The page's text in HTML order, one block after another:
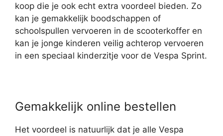
koop die je ook echt extra voordeel bieden. Zo
kan je gemakkelijk boodschappen of
schoolspullen vervoeren in de scooterkoffer en
kan je jonge kinderen veilig achterop vervoeren
in een speciaal kinderzitje voor de Vespa Sprint.
Gemakkelijk online bestellen
Het voordeel is natuurlijk dat je alle Vespa